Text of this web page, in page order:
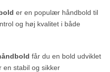
er en populær håndbold til
og høj kvalitet i både
får du en bold udviklet
en stabil og sikker